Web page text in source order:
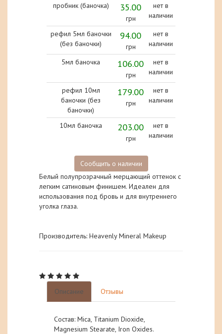
пробник (баночка) 35.00
грн
нет в
наличии
рефил 5мл баночки
(без баночки)
94.00
грн
нет в
наличии
5мл баночка 106.00
грн
нет в
наличии
рефил 10мл
баночки (без
баночки)
179.00
грн
нет в
наличии
10мл баночка 203.00
грн
нет в
наличии
Сообщить о наличии
Белый полупрозрачный мерцающий оттенок с
легким сатиновым финишем. Идеален для
использования под бровь и для внутреннего
уголка глаза.
Производитель: Heavenly Mineral Makeup
Описание Отзывы
Состав: Mica, Titanium Dioxide,
Magnesium Stearate, Iron Oxides.